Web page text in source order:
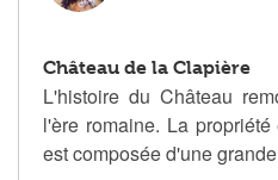
Château de la Clapière
L'histoire du Château
l'ère romaine. La
est composée d'une